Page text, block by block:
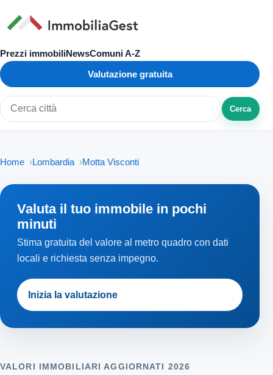
Prezzi immobiliNewsComuni A-Z
Valutazione gratuita
Cerca città o zona
Cerca
Home Lombardia Motta Visconti
Valuta il tuo immobile in pochi
minuti
Stima gratuita del valore al metro quadro con dati
locali e richiesta senza impegno.
Inizia la valutazione
VALORI IMMOBILIARI AGGIORNATI 2026